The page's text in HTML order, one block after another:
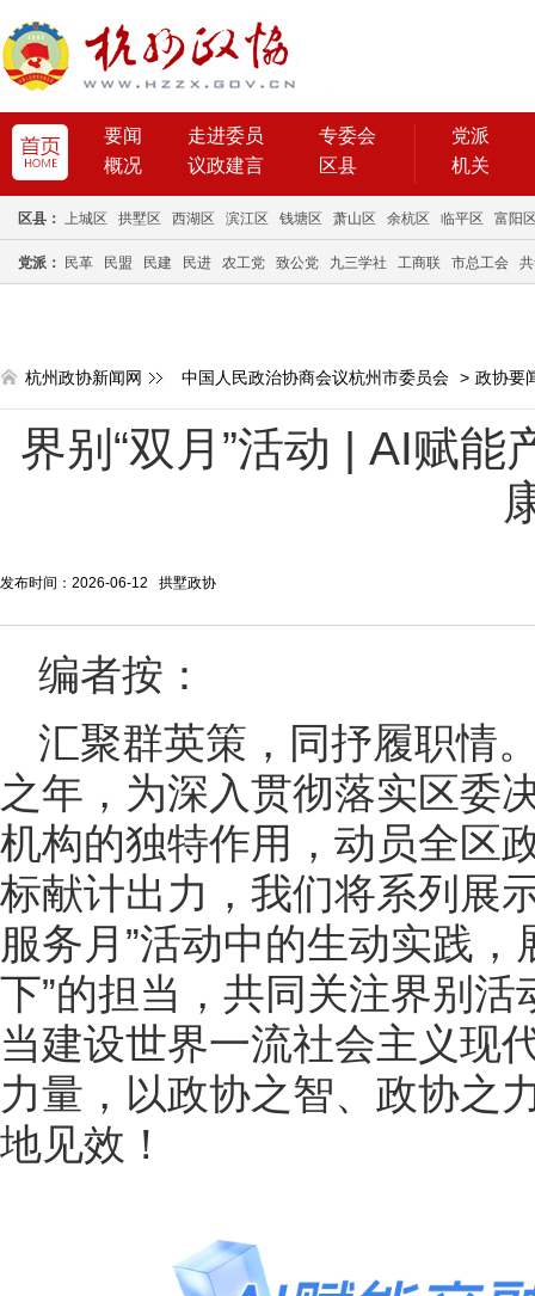
要闻 走进委员
专委会
概况
议政建言 区县
党派
机关
区县： 上城区 拱墅区 西湖区 滨江区 钱塘区 萧山区 余杭区 临平区 富阳
党派： 民革 民盟 民建 民进 农工党 致公党 九三学社 工商联 市总工会
杭州政协新闻网 中国人民政治协商会议杭州市委员会 > 政协要
界别“双月”活动 | AI赋
发布时间：2026-06-12 拱墅政协
编者按：
汇聚群英策，同抒履职情
之年，为深入贯彻落实区委
机构的独特作用，动员全区
标献计出力，我们将系列展
服务月”活动中的生动实践
下”的担当，共同关注界别
当建设世界一流社会主义现
力量，以政协之智、政协之
地见效！